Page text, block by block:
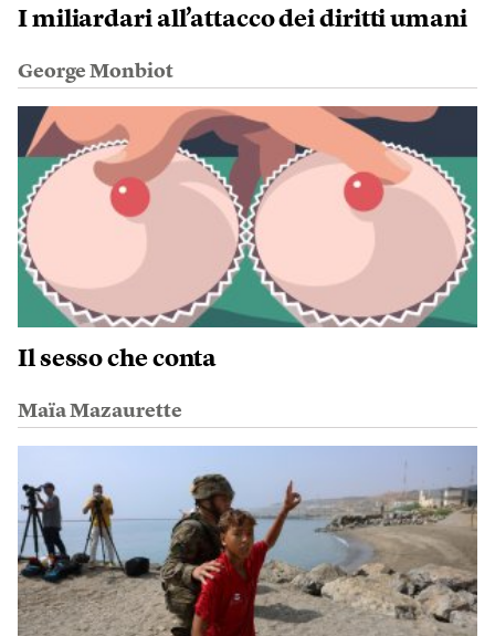
I miliardari all’attacco dei diritti umani
George Monbiot
Il sesso che conta
Maïa Mazaurette